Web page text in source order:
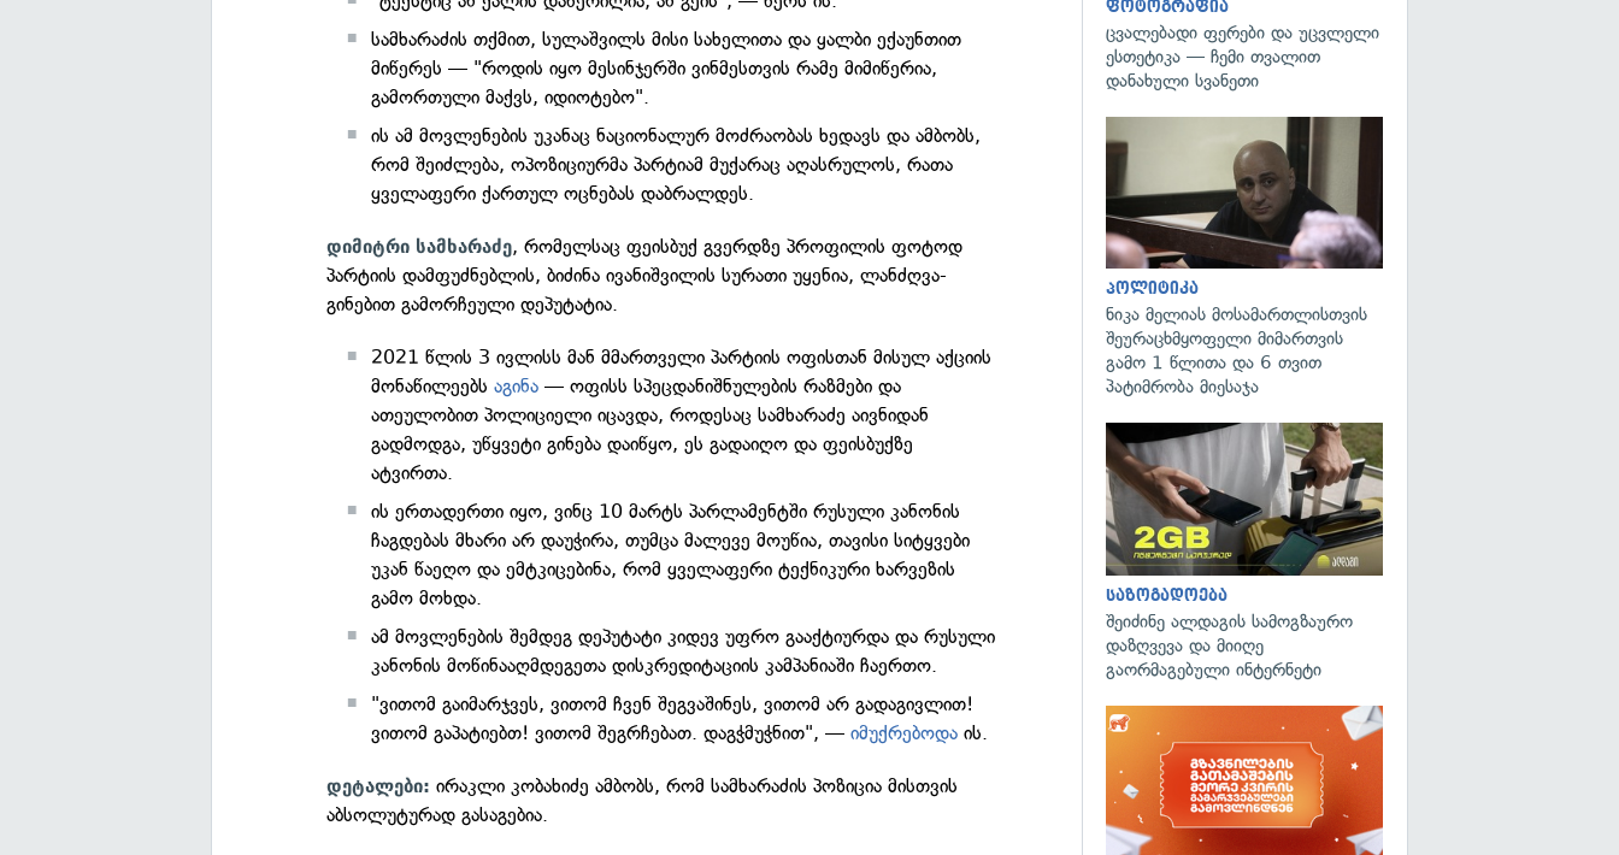
სამხარაძის თქმით, სულაშვილს მისი სახელითა და ყალბი ექაუნთით
მიწერეს — "როდის იყო მესინჯერში ვინმესთვის რამე მიმიწერია,
გამორთული მაქვს, იდიოტებო".
ის ამ მოვლენების უკანაც ნაციონალურ მოძრაობას ხედავს და ამბობს,
რომ შეიძლება, ოპოზიციურმა პარტიამ მუქარაც აღასრულოს, რათა
ყველაფერი ქართულ ოცნებას დაბრალდეს.
დიმიტრი სამხარაძე, რომელსაც ფეისბუქ გვერდზე პროფილის ფოტოდ
პარტიის დამფუძნებლის, ბიძინა ივანიშვილის სურათი უყენია, ლანძღვა-
გინებით გამორჩეული დეპუტატია.
2021 წლის 3 ივლისს მან მმართველი პარტიის ოფისთან მისულ აქციის
მონაწილეებსაგინა — ოფისს სპეცდანიშნულების რაზმები და
ათეულობით პოლიციელი იცავდა, როდესაც სამხარაძე აივნიდან
გადმოდგა, უწყვეტი გინება დაიწყო, ეს გადაიღო და ფეისბუქზე
ატვირთა.
ის ერთადერთი იყო, ვინც 10 მარტს პარლამენტში რუსული კანონის
ჩაგდებას მხარი არ დაუჭირა, თუმცა მალევე მოუწია, თავისი სიტყვები
უკან წაეღო და ემტკიცებინა, რომ ყველაფერი ტექნიკური ხარვეზის
გამო მოხდა.
ამ მოვლენების შემდეგ დეპუტატი კიდევ უფრო გააქტიურდა და რუსული
კანონის მოწინააღმდეგეთა დისკრედიტაციის კამპანიაში ჩაერთო.
"ვითომ გაიმარჯვეს, ვითომ ჩვენ შეგვაშინეს, ვითომ არ გადაგივლით!
ვითომ გაპატიებთ! ვითომ შეგრჩებათ. დაგჭმუჭნით", —იმუქრებოდა ის.
დეტალები:ირაკლი კობახიძე ამბობს, რომ სამხარაძის პოზიცია მისთვის
აბსოლუტურად გასაგებია.
ფოტოგრაფია
ცვალებადი ფერები და უცვლელი
ესთეტიკა — ჩემი თვალით
დანახული სვანეთი
პოლიტიკა
ნიკა მელიას მოსამართლისთვის
შეურაცხმყოფელი მიმართვის
გამო 1 წლითა და 6 თვით
პატიმრობა მიესაჯა
საზოგადოება
შეიძინე ალდაგის სამოგზაურო
დაზღვევა და მიიღე
გაორმაგებული ინტერნეტი